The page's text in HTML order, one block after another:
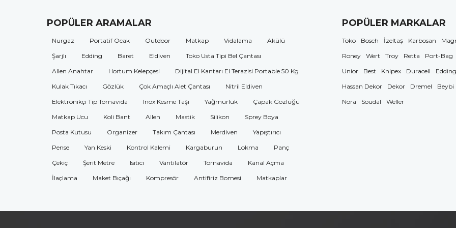
POPÜLER ARAMALAR
Nurgaz Portatif Ocak Outdoor Matkap Vidalama
Akülü
Şarjlı
Edding Baret Eldiven
Toko Usta Tipi Bel Çantası
Allen Anahtar
Hortum Kelepçesi
Dijital El Kantarı El Terazisi Portable 50 Kg
Kulak Tıkacı
Gözlük Çok Amaçlı Alet Çantası
Nitril Eldiven
Elektronikçi Tip Tornavida
Inox Kesme Taşı Yağmurluk
Çapak Gözlüğü
Matkap Ucu
Koli Bant Allen Mastik Silikon
Sprey Boya
Posta Kutusu
Organizer Takım Çantası Merdiven
Yapıştırıcı
Pense
Yan Keski Kontrol Kalemi Kargaburun Lokma
Panç
Çekiç
Şerit Metre Isıtıcı Vantilatör Tornavida
Kanal Açma
İlaçlama
Maket Bıçağı Kompresör Antifiriz Bomesi Matkaplar
POPÜLER MARKALAR
Toko Bosch İzeltaş Karbosan
Roney
Wert Troy Retta
Port-Bag
Unior
Best Knipex Duracell
Edding
Hassan Dekor
Dekor Dremel
Beybi
Nora
Soudal Weller